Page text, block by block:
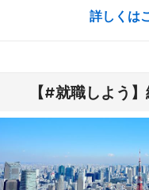
詳しくは
【#就職しよう